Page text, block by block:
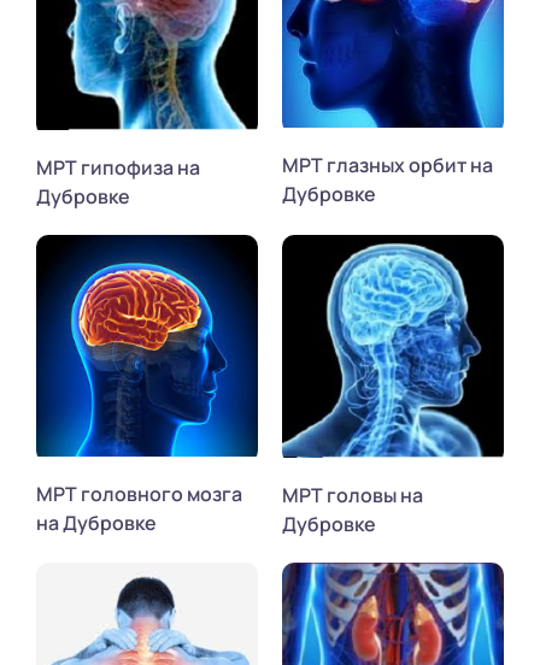
МРТ гипофиза на
Дубровке
МРТ глазных орбит на
Дубровке
МРТ головного мозга
на Дубровке
МРТ головы на
Дубровке